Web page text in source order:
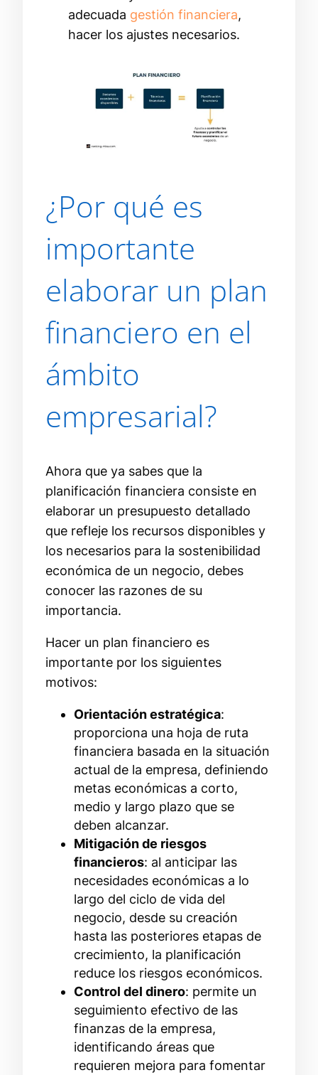
adecuada gestión financiera,
hacer los ajustes necesarios.
¿Por qué es
importante
elaborar un plan
financiero en el
ámbito
empresarial?
Ahora que ya sabes que la
planificación financiera consiste en
elaborar un presupuesto detallado
que refleje los recursos disponibles y
los necesarios para la sostenibilidad
económica de un negocio, debes
conocer las razones de su
importancia.
Hacer un plan financiero es
importante por los siguientes
motivos:
Orientación estratégica:
proporciona una hoja de ruta
financiera basada en la situación
actual de la empresa, definiendo
metas económicas a corto,
medio y largo plazo que se
deben alcanzar.
Mitigación de riesgos
financieros: al anticipar las
necesidades económicas a lo
largo del ciclo de vida del
negocio, desde su creación
hasta las posteriores etapas de
crecimiento, la planificación
reduce los riesgos económicos.
Control del dinero: permite un
seguimiento efectivo de las
finanzas de la empresa,
identificando áreas que
requieren mejora para fomentar